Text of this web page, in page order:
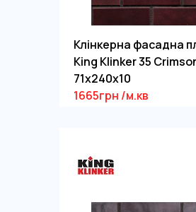
Клінкерна фасадна
King Klinker 35
71x240x10
1665грн /м.кв